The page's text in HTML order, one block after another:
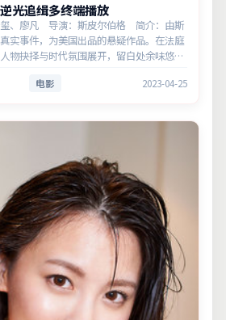
光追缉多终端播放
玺、廖凡 导演：斯皮尔伯格 简介：由斯
实事件，为美国出品的悬疑作品。在法庭
物抉择与时代氛围展开，留白处余味悠
电影 2023-04-25